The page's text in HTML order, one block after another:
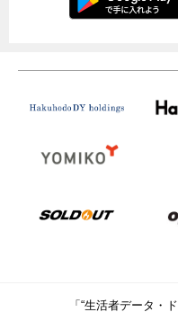
「“生活者データ・